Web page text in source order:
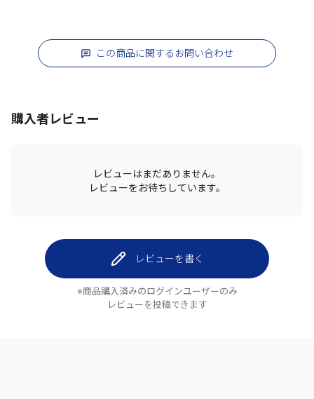
この商品に関するお問い合わせ
購入者レビュー
レビューはまだありません。
レビューをお待ちしています。
レビューを書く
※商品購入済みのログインユーザーのみ
レビューを投稿できます